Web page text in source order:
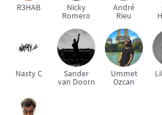
R3HAB Nicky
Romero
André
Rieu
Nasty C Sander
van Doorn
Ummet
Ozcan